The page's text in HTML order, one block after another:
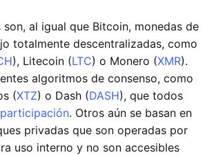
son, al igual que Bitcoin, monedas de
totalmente descentralizadas, como
), Litecoin (LTC) o Monero (XMR).
algoritmos de consenso, como
(XTZ) o Dash (DASH), que todos
. Otros aún se basan en
privadas que son operadas por
uso interno y no son accesibles